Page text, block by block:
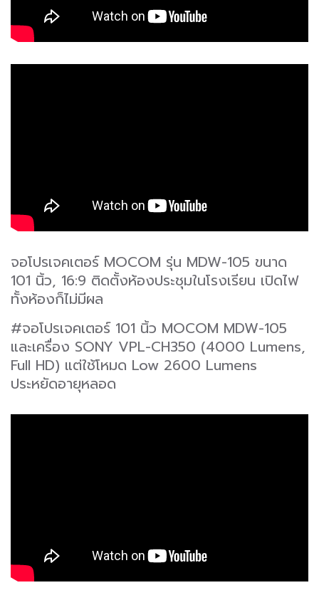
จอโปรเจคเตอร์ MOCOM รุ่น MDW-105 ขนาด
101 นิ้ว, 16:9 ติดตั้งห้องประชุมในโรงเรียน เปิดไฟ
ทั้งห้องก็ไม่มีผล
#จอโปรเจคเตอร์ 101 นิ้ว MOCOM MDW-105
และเครื่อง SONY VPL-CH350 (4000 Lumens,
Full HD) แต่ใช้โหมด Low 2600 Lumens
ประหยัดอายุหลอด